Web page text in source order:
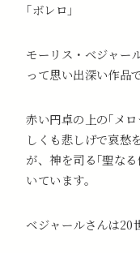
｢ボレロ｣
モーリス・ベジャー
って思い出深い作品で
赤い円卓の上の｢メ
しくも悲しげで哀愁
が、神を司る｢聖な
いています。
ベジャールさんは20